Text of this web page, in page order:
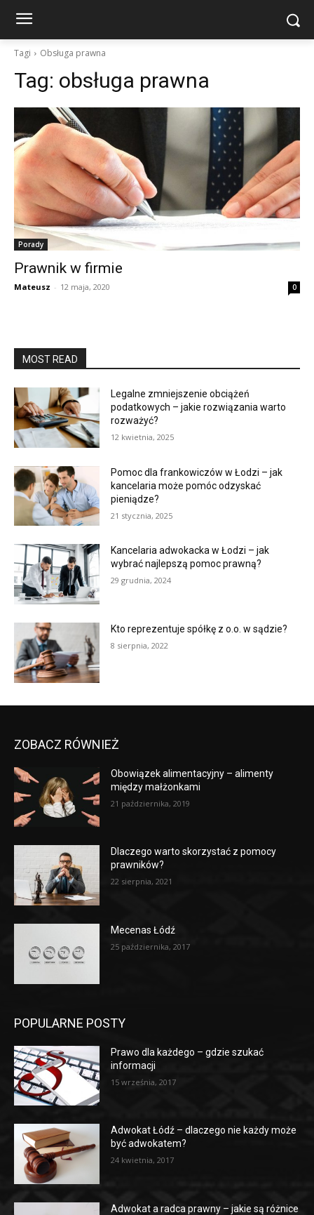
Tagi Obsługa prawna
Tag: obsługa prawna
Porady
Prawnik w firmie
Mateusz - 12 maja, 2020 0
MOST READ
Legalne zmniejszenie obciążeń
podatkowych – jakie rozwiązania warto
rozważyć?
12 kwietnia, 2025
Pomoc dla frankowiczów w Łodzi – jak
kancelaria może pomóc odzyskać
pieniądze?
21 stycznia, 2025
Kancelaria adwokacka w Łodzi – jak
wybrać najlepszą pomoc prawną?
29 grudnia, 2024
Kto reprezentuje spółkę z o.o. w sądzie?
8 sierpnia, 2022
ZOBACZ RÓWNIEŻ
Obowiązek alimentacyjny – alimenty
między małżonkami
21 października, 2019
Dlaczego warto skorzystać z pomocy
prawników?
22 sierpnia, 2021
Mecenas Łódź
25 października, 2017
POPULARNE POSTY
Prawo dla każdego – gdzie szukać
informacji
15 września, 2017
Adwokat Łódź – dlaczego nie każdy może
być adwokatem?
24 kwietnia, 2017
Adwokat a radca prawny – jakie są różnice